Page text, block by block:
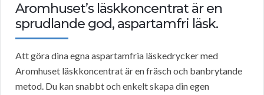
Aromhuset’s läskkoncentrat är en
sprudlande god, aspartamfri läsk.
Att göra dina egna aspartamfria läskedrycker med
Aromhuset läskkoncentrat är en fräsch och banbrytande
metod. Du kan snabbt och enkelt skapa din egen